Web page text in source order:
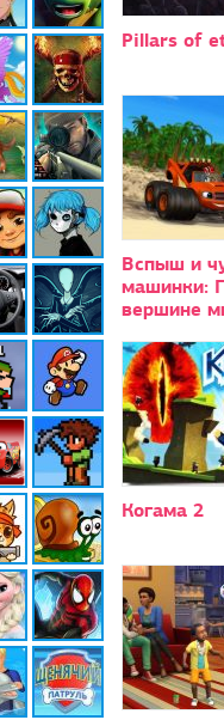
Pillars of
Вспыш и
машинки:
вершине
Когама 2